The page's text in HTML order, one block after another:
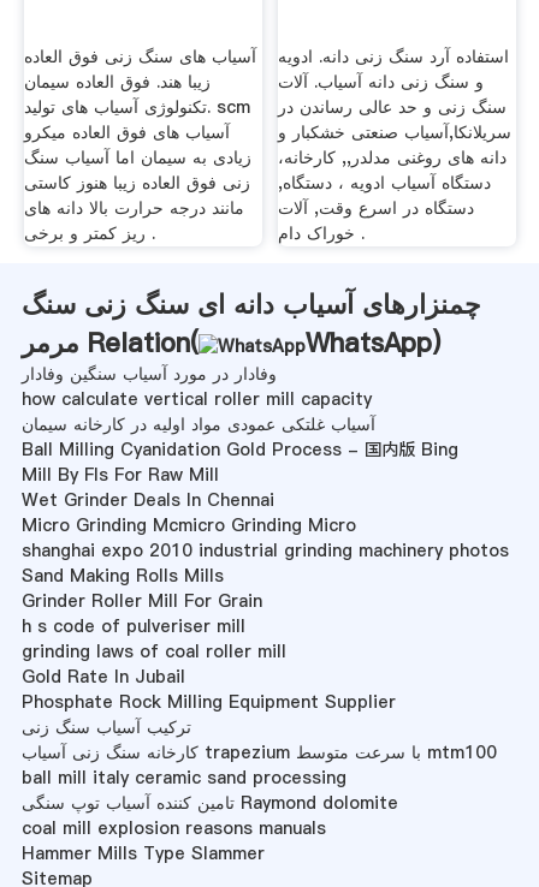
آسیاب های سنگ زنی فوق العاده
زیبا هند. فوق العاده سیمان
تکنولوژی آسیاب های تولید. scm
آسیاب های فوق العاده میکرو
زیادی به سیمان اما آسیاب سنگ
زنی فوق العاده زیبا هنوز کاستی
مانند درجه حرارت بالا دانه های
ریز کمتر و برخی .
استفاده آرد سنگ زنی دانه. ادویه
و سنگ زنی دانه آسیاب. آلات
سنگ زنی و حد عالی رساندن در
سریلانکا,آسیاب صنعتی خشکبار و
دانه های روغنی مدلدر,, کارخانه،
دستگاه آسیاب ادویه ، دستگاه,
دستگاه در اسرع وقت, آلات
خوراک دام .
چمنزارهای آسیاب دانه ای سنگ زنی سنگ
مرمر Relation(
WhatsApp)
وفادار در مورد آسیاب سنگین وفادار
how calculate vertical roller mill capacity
آسیاب غلتکی عمودی مواد اولیه در کارخانه سیمان
Ball Milling Cyanidation Gold Process - 国内版 Bing
Mill By Fls For Raw Mill
Wet Grinder Deals In Chennai
Micro Grinding Mcmicro Grinding Micro
shanghai expo 2010 industrial grinding machinery photos
Sand Making Rolls Mills
Grinder Roller Mill For Grain
h s code of pulveriser mill
grinding laws of coal roller mill
Gold Rate In Jubail
Phosphate Rock Milling Equipment Supplier
ترکیب آسیاب سنگ زنی
کارخانه سنگ زنی آسیاب trapezium با سرعت متوسط ​​mtm100
ball mill italy ceramic sand processing
تامین کننده آسیاب توپ سنگی Raymond dolomite
coal mill explosion reasons manuals
Hammer Mills Type Slammer
Sitemap